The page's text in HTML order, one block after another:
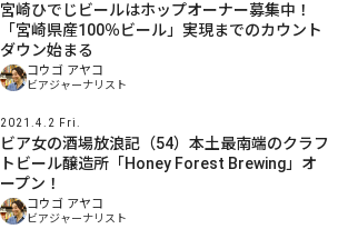
宮崎ひでじビールはホップオーナー募集中！
「宮崎県産100％ビール」実現までのカウント
ダウン始まる
コウゴ アヤコ
ビアジャーナリスト
2021.4.2 Fri.
ビア女の酒場放浪記（54）本土最南端のクラフ
トビール醸造所「Honey Forest Brewing」オ
ープン！
コウゴ アヤコ
ビアジャーナリスト